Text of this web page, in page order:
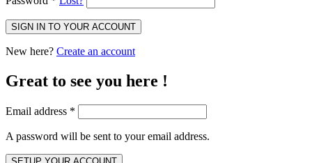
New here? Create an account
Great to see you here !
Email address *
A password will be sent to your email address.